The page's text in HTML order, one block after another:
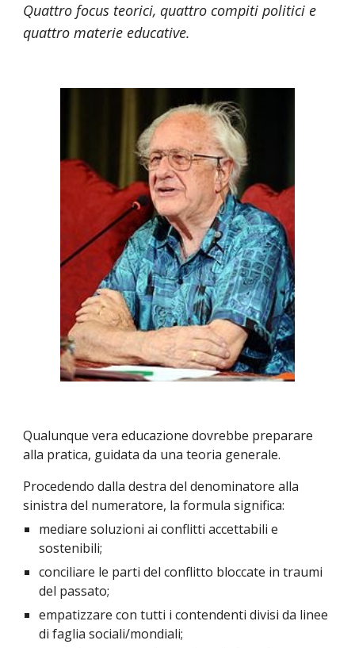
Quattro focus teorici, quattro compiti politici e
quattro materie educative.
Qualunque vera educazione dovrebbe preparare
alla pratica, guidata da una teoria generale.
Procedendo dalla destra del denominatore alla
sinistra del numeratore, la formula significa:
mediare soluzioni ai conflitti accettabili e
sostenibili;
conciliare le parti del conflitto bloccate in traumi
del passato;
empatizzare con tutti i contendenti divisi da linee
di faglia sociali/mondiali;